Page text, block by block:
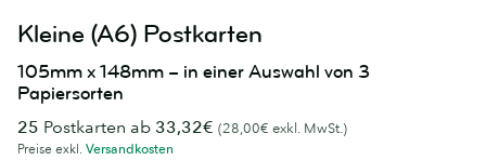
Kleine (A6) Postkarten
105mm x 148mm – in einer Auswahl von 3
Papiersorten
25 Postkarten ab 33,32€ (28,00€ exkl. MwSt.)
Preise exkl. Versandkosten